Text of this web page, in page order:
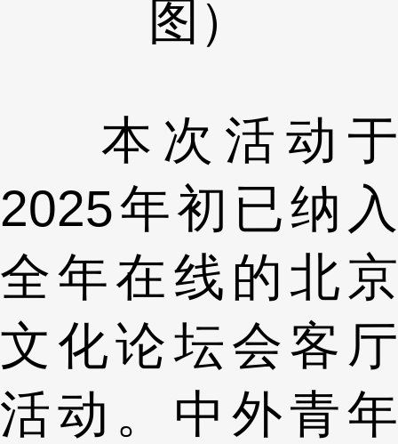
图）
本次活动于
2025年初已纳入
全年在线的北京
文化论坛会客厅
活动。中外青年